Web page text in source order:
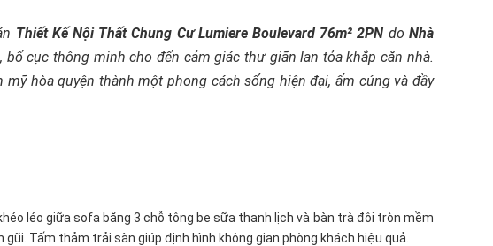
Thiết Kế Nội Thất Chung Cư Lumiere Boulevard 76m² 2PN do Nhà
cục thông minh cho đến cảm giác thư giãn lan tỏa khắp căn nhà.
hòa quyện thành một phong cách sống hiện đại, ấm cúng và đầy
léo giữa sofa băng 3 chỗ tông be sữa thanh lịch và bàn trà đôi tròn mềm
Tấm thảm trải sàn giúp định hình không gian phòng khách hiệu quả.